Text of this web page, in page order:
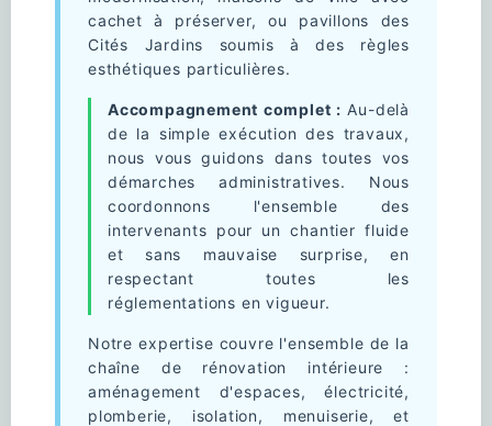
cachet à préserver, ou pavillons des
Cités Jardins soumis à des règles
esthétiques particulières.
Accompagnement complet : Au-delà
de la simple exécution des travaux,
nous vous guidons dans toutes vos
démarches administratives. Nous
coordonnons l'ensemble des
intervenants pour un chantier fluide
et sans mauvaise surprise, en
respectant toutes les
réglementations en vigueur.
Notre expertise couvre l'ensemble de la
chaîne de rénovation intérieure :
aménagement d'espaces, électricité,
plomberie, isolation, menuiserie, et